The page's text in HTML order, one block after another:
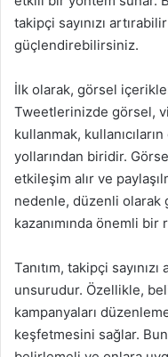
takipçi sayınızı
güçlendirebilirsiniz.
İlk olarak, görsel
Tweetlerinizde görsel,
kullanmak,
yollarından biridir.
etkileşim alır ve
nedenle, düzenli olarak
kazanımında önemli bir
Tanıtım, takipçi
unsurudur. Özellikle,
kampanyaları
keşfetmesini sağlar.